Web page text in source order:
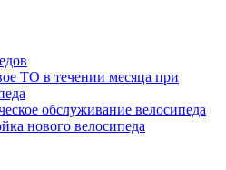
ТО в течении месяца при
обслуживание велосипеда
нового велосипеда